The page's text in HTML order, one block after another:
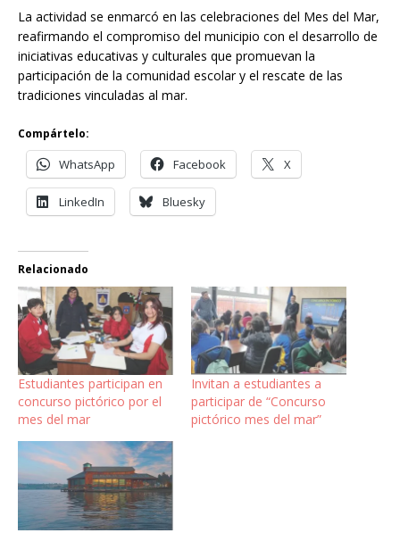
La actividad se enmarcó en las celebraciones del Mes del Mar,
reafirmando el compromiso del municipio con el desarrollo de
iniciativas educativas y culturales que promuevan la
participación de la comunidad escolar y el rescate de las
tradiciones vinculadas al mar.
Compártelo:
WhatsApp Facebook X
LinkedIn Bluesky
Relacionado
Estudiantes participan en
concurso pictórico por el
mes del mar
Invitan a estudiantes a
participar de “Concurso
pictórico mes del mar”